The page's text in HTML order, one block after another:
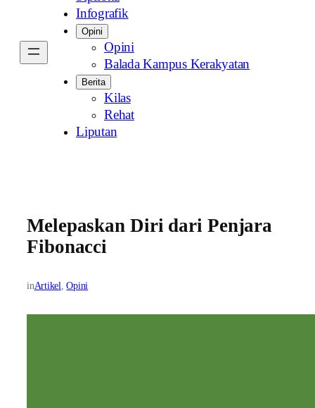
Infografik
Opini
Opini
Balada Kampus Kerakyatan
Berita
Kilas
Rehat
Liputan
Melepaskan Diri dari Penjara
Fibonacci
inArtikel, Opini